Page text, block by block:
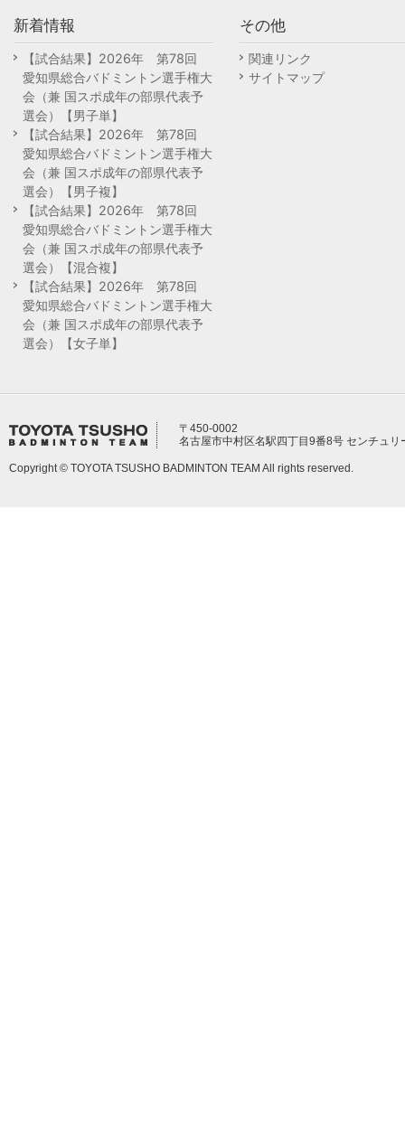
新着情報
【試合結果】2026年 第78回
愛知県総合バドミントン選手権大
会（兼 国スポ成年の部県代表予
選会）【男子単】
【試合結果】2026年 第78回
愛知県総合バドミントン選手権大
会（兼 国スポ成年の部県代表予
選会）【男子複】
【試合結果】2026年 第78回
愛知県総合バドミントン選手権大
会（兼 国スポ成年の部県代表予
選会）【混合複】
【試合結果】2026年 第78回
愛知県総合バドミントン選手権大
会（兼 国スポ成年の部県代表予
選会）【女子単】
その他
関連リンク
サイトマップ
〒450-0002
名古屋市中村区名駅四丁目9番8号 センチュリ
Copyright © TOYOTA TSUSHO BADMINTON TEAM All rights reserved.